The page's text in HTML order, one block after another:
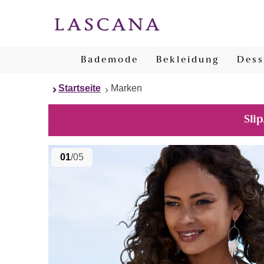
Bademode Bekleidung
Startseite Marken
01/05